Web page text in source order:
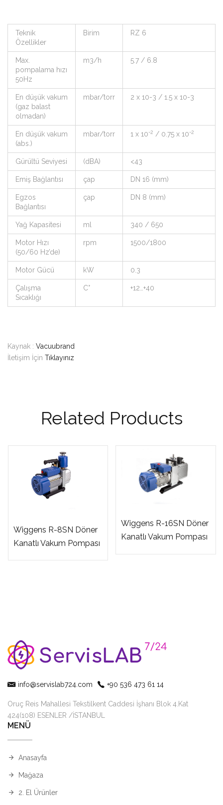
Teknik
Özellikler
Birim RZ 6
Max.
pompalama hızı
50Hz
m3/h 5.7 / 6.8
En düşük vakum
(gaz balast
olmadan)
mbar/torr 2 x 10-3 / 1.5 x 10-3
En düşük vakum
(abs.)
mbar/torr 1 x 10-2 / 0.75 x 10-2
Gürültü Seviyesi (dBA) <43
Emiş Bağlantısı çap DN 16 (mm)
Egzos
Bağlantısı
çap DN 8 (mm)
Yağ Kapasitesi ml 340 / 650
Motor Hızı
(50/60 Hz’de)
rpm 1500/1800
Motor Gücü kW 0.3
Çalışma
Sıcaklığı
C° +12…+40
Kaynak : Vacuubrand
İletişim İçin Tıklayınız
Related Products
Wiggens R-8SN Döner
Kanatlı Vakum Pompası
Wiggens R-16SN Döner
Kanatlı Vakum Pompası
info@servislab724.com +90 536 473 61 14
Oruç Reis Mahallesi Tekstilkent Caddesi İşhanı Blok 4.Kat
424(108) ESENLER /İSTANBUL
MENÜ
Anasayfa
Mağaza
2. El Ürünler